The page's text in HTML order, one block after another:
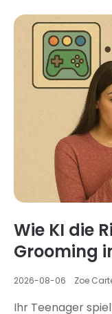
wegfallen. Die
kein Alles-oder-
nsatz besteht
e Grenzen
anpassen und
te schützen. In
pps für
ng zur
Wie KI die
Grooming
2026-08-06 Zoe
Ihr Teenager